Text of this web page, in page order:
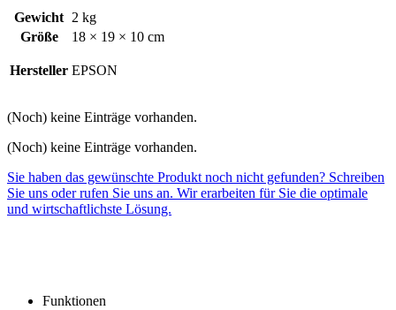
Gewicht 2 kg
Größe
18 × 19 × 10 cm
Hersteller EPSON
(Noch) keine Einträge vorhanden.
(Noch) keine Einträge vorhanden.
Sie haben das gewünschte Produkt noch nicht gefunden? Schreiben
Sie uns oder rufen Sie uns an. Wir erarbeiten für Sie die optimale
und wirtschaftlichste Lösung.
Funktionen